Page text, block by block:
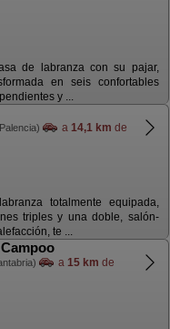
de labranza con su pajar,
en seis confortables
y ...
a 14,1 km de
totalmente equipada,
triples y una doble, salón-
te ...
a 15 km de